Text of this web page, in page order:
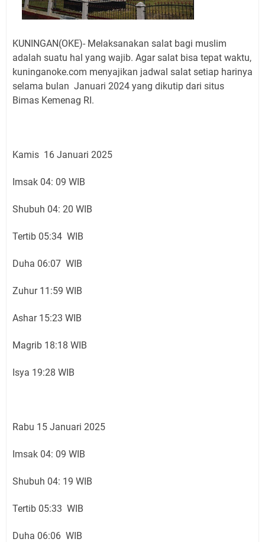
KUNINGAN(OKE)- Melaksanakan salat bagi muslim
adalah suatu hal yang wajib. Agar salat bisa tepat waktu,
kuninganoke.com menyajikan jadwal salat setiap harinya
selama bulan Januari 2024 yang dikutip dari situs
Bimas Kemenag RI.
Kamis 16 Januari 2025
Imsak 04: 09 WIB
Shubuh 04: 20 WIB
Tertib 05:34 WIB
Duha 06:07 WIB
Zuhur 11:59 WIB
Ashar 15:23 WIB
Magrib 18:18 WIB
Isya 19:28 WIB
Rabu 15 Januari 2025
Imsak 04: 09 WIB
Shubuh 04: 19 WIB
Tertib 05:33 WIB
Duha 06:06 WIB